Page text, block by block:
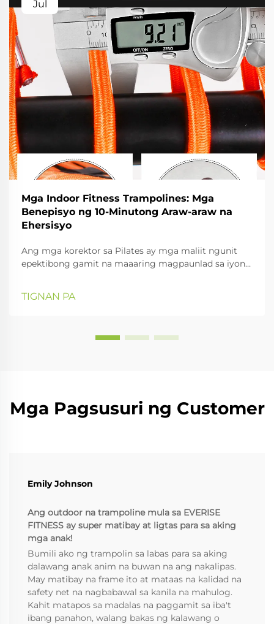
Jul
Mga Indoor Fitness Trampolines: Mga
Benepisyo ng 10-Minutong Araw-araw na
Ehersisyo
Ang mga korektor sa Pilates ay mga maliit ngunit
epektibong gamit na maaaring magpaunlad sa iyong
Sa gabay na ito, titingnan natin ang iba't ibang uri ng
TIGNAN PA
Mga Pagsusuri ng Customer
Emily Johnson
Ang outdoor na trampoline mula sa EVERISE
FITNESS ay super matibay at ligtas para sa aking
mga anak!
Bumili ako ng trampolin sa labas para sa aking
dalawang anak anim na buwan na ang nakalipas.
May matibay na frame ito at mataas na kalidad na
safety net na nagbabawal sa kanila na mahulog.
Kahit matapos sa madalas na paggamit sa iba't
ibang panahon, walang bakas ng kalawang o